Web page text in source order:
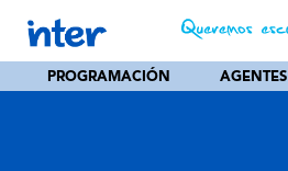
PROGRAMACIÓN AGENTES